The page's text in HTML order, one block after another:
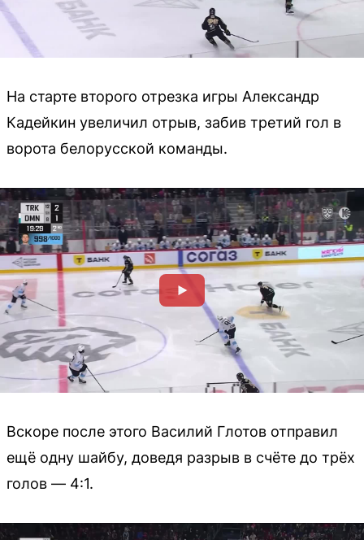
На старте второго отрезка игры Александр
Кадейкин увеличил отрыв, забив третий гол в
ворота белорусской команды.
Вскоре после этого Василий Глотов отправил
ещё одну шайбу, доведя разрыв в счёте до трёх
голов — 4:1.